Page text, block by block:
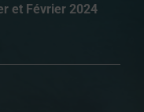
et Février 2024